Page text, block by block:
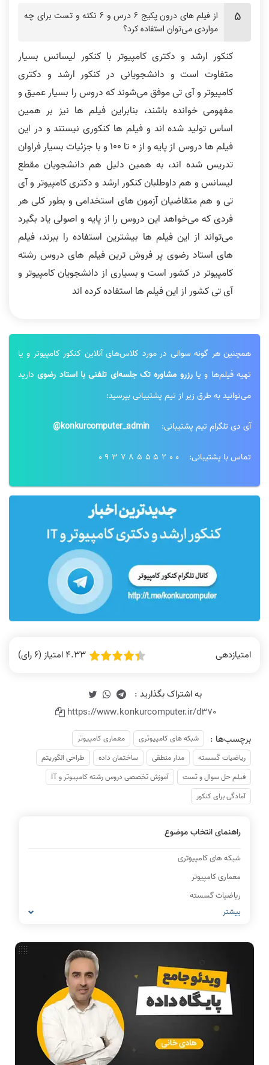
از فیلم های درون پکیج 6 درس و 6 نکته و تست برای چه
مواردی می‌توان استفاده کرد؟
کنکور ارشد و دکتری کامپیوتر با کنکور لیسانس بسیار
متفاوت است و دانشجویانی در کنکور ارشد و دکتری
کامپیوتر و آی تی موفق می‌شوند که دروس را بسیار عمیق و
مفهومی خوانده باشند، بنابراین فیلم ها نیز بر همین
اساس تولید شده اند و فیلم ها کنکوری نیستند و در این
فیلم ها دروس از پایه و از 0 تا 100 و با جزئیات بسیار فراوان
تدریس شده اند، به همین دلیل هم دانشجویان مقطع
لیسانس و هم داوطلبان کنکور ارشد و دکتری کامپیوتر و آی
تی و هم متقاضیان آزمون های استخدامی و بطور کلی هر
فردی که می‌خواهد این دروس را از پایه و اصولی یاد بگیرد
می‌تواند از این فیلم ها بیشترین استفاده را ببرند، فیلم
های استاد رضوی پر فروش ترین فیلم های دروس رشته
کامپیوتر در کشور است و بسیاری از دانشجویان کامپیوتر و
آی تی کشور از این فیلم ها استفاده کرده اند
همچنین هر گونه سوالی در مورد کلاس‌های آنلاین کنکور کامپیوتر و یا
تهیه فیلم‌ها و یارزرو مشاوره تک جلسه‌ای تلفنی با استاد رضویدارید
می‌توانید به طرق زیر از تیم پشتیبانی بپرسید:
آی دی تلگرام تیم پشتیبانی: konkurcomputer_admin@
تماس با پشتیبانی: 09378555200
امتیازدهی 4.33 امتیاز (6 رای)
https://www.konkurcomputer.ir/d370
برچسب‌ها :
شبکه های کامپیوتری
معماری کامپیوتر
ریاضیات گسسته
مدار منطقی ساختمان داده
طراحی الگوریتم
فیلم حل سوال و تست
آموزش تخصصی دروس رشته کامپیوتر و IT
آمادگی برای کنکور
راهنمای انتخاب موضوع
شبکه های کامپیوتری
معماری کامپیوتر
ریاضیات گسسته
مدار منطقی
فیلم حل سوال و تست
آموزش تخصصی دروس رشته کامپیوتر و IT
آمادگی برای کنکور
مشاغل رشته کامپیوتر
بیشتر